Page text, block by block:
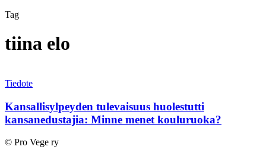
Tag
tiina elo
tulevaisuus
kansanedustajia:
Minne
menet
Tiedote
Kansallisylpeyden tulevaisuus huolestutti
kansanedustajia: Minne menet kouluruoka?
© Pro Vege ry